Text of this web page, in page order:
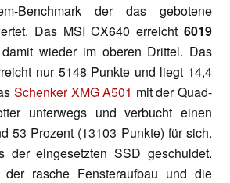
Benchmark der das gebotene
Das MSI CX640 erreicht 6019
wieder im oberen Drittel. Das
nur 5148 Punkte und liegt 14,4
Schenker XMG A501 mit der Quad-
unterwegs und verbucht einen
53 Prozent (13103 Punkte) für sich.
der eingesetzten SSD geschuldet.
der rasche Fensteraufbau und die